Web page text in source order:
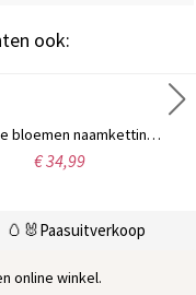
ook:
Sierlijke bloemen naamketting met geboortebloem
€ 34,99
🥚🐰Paasuitverkoop
online winkel.